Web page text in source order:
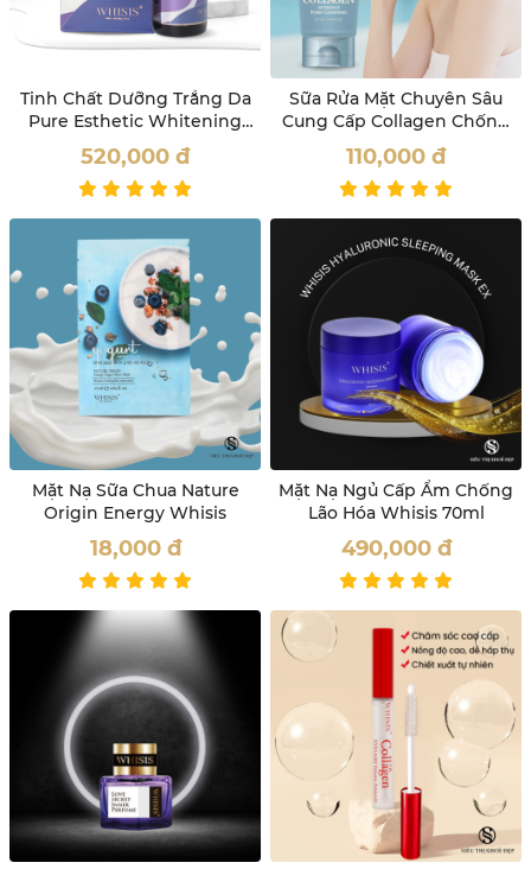
Tinh Chất Dưỡng Trắng Da
Pure Esthetic Whitening
Therapy Ampoule Whisis
520,000 đ
Sữa Rửa Mặt Chuyên Sâu
Cung Cấp Collagen Chống
Lão Hóa Da Whisis
110,000 đ
Mặt Nạ Sữa Chua Nature
Origin Energy Whisis
18,000 đ
Mặt Nạ Ngủ Cấp Ẩm Chống
Lão Hóa Whisis 70ml
490,000 đ